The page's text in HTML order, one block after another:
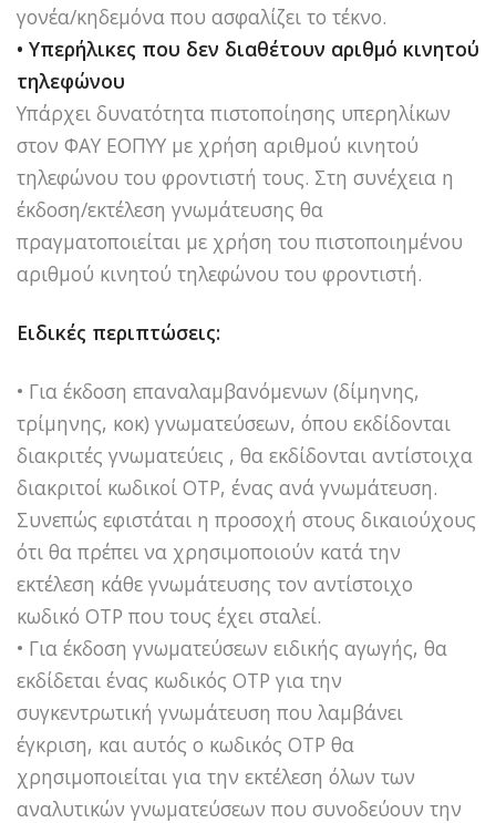
γονέα/κηδεμόνα που ασφαλίζει το τέκνο.
• Υπερήλικες που δεν διαθέτουν αριθμό κινητού
τηλεφώνου
Υπάρχει δυνατότητα πιστοποίησης υπερηλίκων
στον ΦΑΥ ΕΟΠΥΥ με χρήση αριθμού κινητού
τηλεφώνου του φροντιστή τους. Στη συνέχεια η
έκδοση/εκτέλεση γνωμάτευσης θα
πραγματοποιείται με χρήση του πιστοποιημένου
αριθμού κινητού τηλεφώνου του φροντιστή.
Ειδικές περιπτώσεις:
• Για έκδοση επαναλαμβανόμενων (δίμηνης,
τρίμηνης, κοκ) γνωματεύσεων, όπου εκδίδονται
διακριτές γνωματεύεις , θα εκδίδονται αντίστοιχα
διακριτοί κωδικοί OTP, ένας ανά γνωμάτευση.
Συνεπώς εφιστάται η προσοχή στους δικαιούχους
ότι θα πρέπει να χρησιμοποιούν κατά την
εκτέλεση κάθε γνωμάτευσης τον αντίστοιχο
κωδικό OTP που τους έχει σταλεί.
• Για έκδοση γνωματεύσεων ειδικής αγωγής, θα
εκδίδεται ένας κωδικός OTP για την
συγκεντρωτική γνωμάτευση που λαμβάνει
έγκριση, και αυτός ο κωδικός OTP θα
χρησιμοποιείται για την εκτέλεση όλων των
αναλυτικών γνωματεύσεων που συνοδεύουν την